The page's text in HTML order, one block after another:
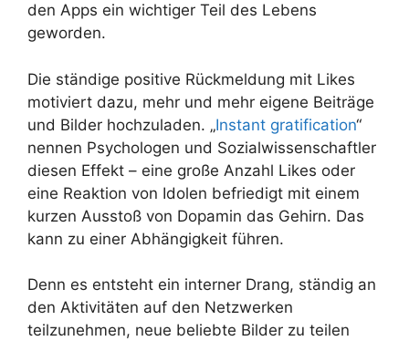
den Apps ein wichtiger Teil des Lebens
geworden.
Die ständige positive Rückmeldung mit Likes
motiviert dazu, mehr und mehr eigene Beiträge
und Bilder hochzuladen. „Instant gratification“
nennen Psychologen und Sozialwissenschaftler
diesen Effekt – eine große Anzahl Likes oder
eine Reaktion von Idolen befriedigt mit einem
kurzen Ausstoß von Dopamin das Gehirn. Das
kann zu einer Abhängigkeit führen.
Denn es entsteht ein interner Drang, ständig an
den Aktivitäten auf den Netzwerken
teilzunehmen, neue beliebte Bilder zu teilen